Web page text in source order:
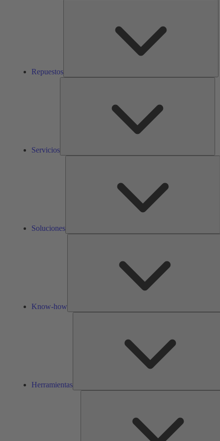
Repuestos
Servicios
Soluciones
Know-how
Herramientas